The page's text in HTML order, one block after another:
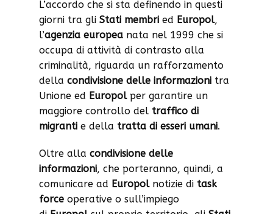
L’accordo che si sta definendo in questi
giorni tra gli Stati membri ed Europol,
l’agenzia europea nata nel 1999 che si
occupa di attività di contrasto alla
criminalità, riguarda un rafforzamento
della condivisione delle informazioni tra
Unione ed Europolper garantire un
maggiore controllo del traffico di
migranti e della tratta di esseri umani.
Oltre alla condivisione delle
informazioni, che porteranno, quindi, a
comunicare ad Europolnotizie di task
force operative o sull’impiego